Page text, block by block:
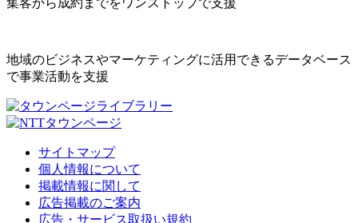
集客から成約までをワンストップで支援
地域のビジネスやマーケティングに活用できるデータベース
で事業活動を支援
サイトマップ
個人情報について
掲載情報に関して
広告掲載のご案内
広告・サービス取扱い規約